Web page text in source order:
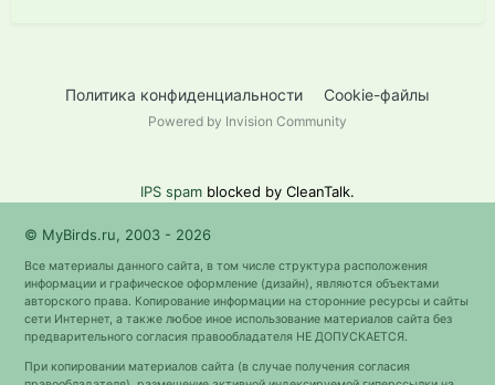
Политика конфиденциальности Cookie-файлы
Powered by Invision Community
IPS spam blocked by CleanTalk.
© MyBirds.ru, 2003 - 2026
Все материалы данного сайта, в том числе структура расположения
информации и графическое оформление (дизайн), являются объектами
авторского права. Копирование информации на сторонние ресурсы и сайты
сети Интернет, а также любое иное использование материалов сайта без
предварительного согласия правообладателя НЕ ДОПУСКАЕТСЯ.
При копировании материалов сайта (в случае получения согласия